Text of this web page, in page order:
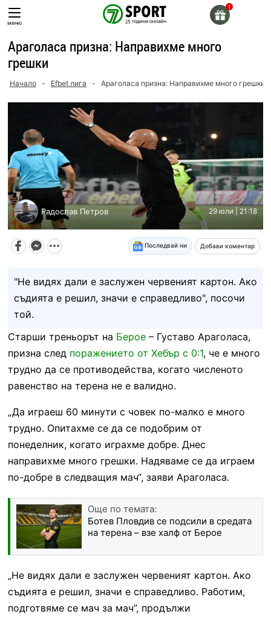
Skip
toменю
Араголаса призна: Направихме много
грешки
Начало - Efbet лига - Араголаса призна: Направихме много грешки
Радослав Петров 29 юли | 21:18
Последвай ни Добави коментар
"Не видях дали е заслужен червеният картон. Ако
съдията е решил, значи е справедливо", посочи
той.
Старши треньорът на Берое– Густаво Араголаса,
призна след поражението от Хебър с 0:1, че е много
трудно да се противодейства, когато численото
равенство на терена не е валидно.
„Да играеш 60 минути с човек по-малко е много
трудно. Опитахме се да се подобрим от
понеделник, когато играхме добре. Днес
направихме много грешки. Надяваме се да играем
по-добре в следващия мач“, заяви Араголаса.
Още по темата:
Ботев Пловдив се подсили в средата
на терена – взе халф от Берое
„Не видях дали е заслужен червеният картон. Ако
съдията е решил, значи е справедливо. Работим,
подготвяме се мач за мач”, продължи